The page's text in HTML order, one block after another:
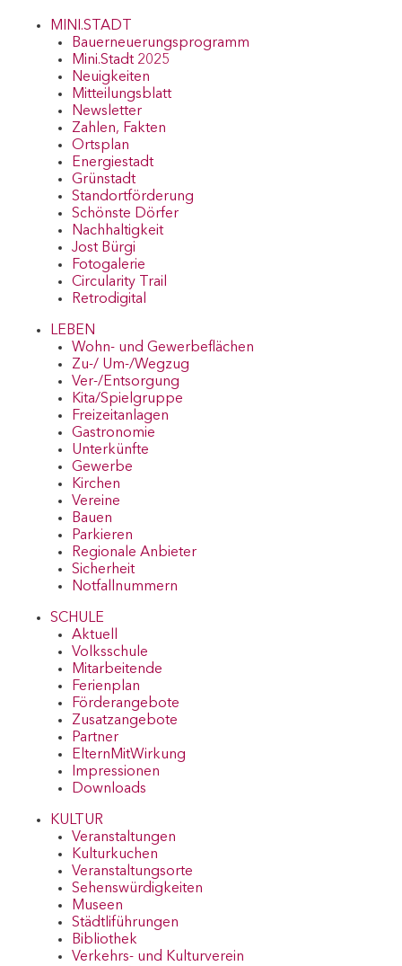
MINI.STADT
Bauerneuerungsprogramm
Mini.Stadt 2025
Neuigkeiten
Mitteilungsblatt
Newsletter
Zahlen, Fakten
Ortsplan
Energiestadt
Grünstadt
Standortförderung
Schönste Dörfer
Nachhaltigkeit
Jost Bürgi
Fotogalerie
Circularity Trail
Retrodigital
LEBEN
Wohn- und Gewerbeflächen
Zu-/ Um-/Wegzug
Ver-/Entsorgung
Kita/Spielgruppe
Freizeitanlagen
Gastronomie
Unterkünfte
Gewerbe
Kirchen
Vereine
Bauen
Parkieren
Regionale Anbieter
Sicherheit
Notfallnummern
SCHULE
Aktuell
Volksschule
Mitarbeitende
Ferienplan
Förderangebote
Zusatzangebote
Partner
ElternMitWirkung
Impressionen
Downloads
KULTUR
Veranstaltungen
Kulturkuchen
Veranstaltungsorte
Sehenswürdigkeiten
Museen
Städtliführungen
Bibliothek
Verkehrs- und Kulturverein